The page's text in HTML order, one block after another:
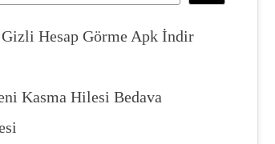
Hesap Görme Apk İndir
Kasma Hilesi Bedava